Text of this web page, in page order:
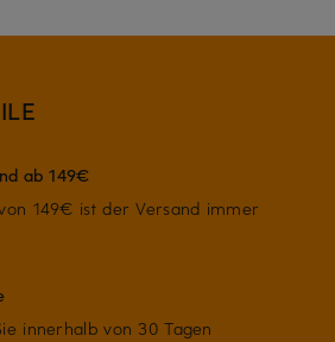
ab 149€
149€ ist der Versand immer
innerhalb von 30 Tagen